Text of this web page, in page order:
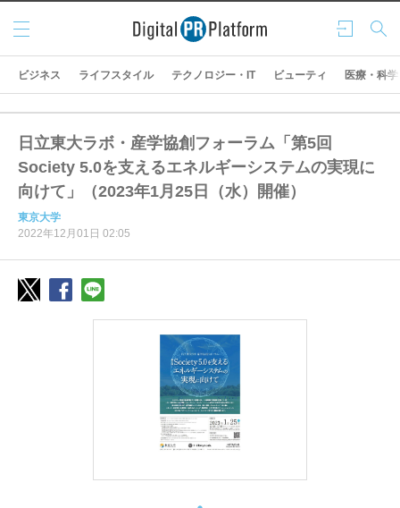
ログ
イン
検索
メニ
ュー
ビジネス ライフスタイル テクノロジー・IT ビューティ 医療・科学
日立東大ラボ・産学協創フォーラム「第5回
Society 5.0を支えるエネルギーシステムの実現に
向けて」（2023年1月25日（水）開催）
東京大学
2022年12月01日 02:05